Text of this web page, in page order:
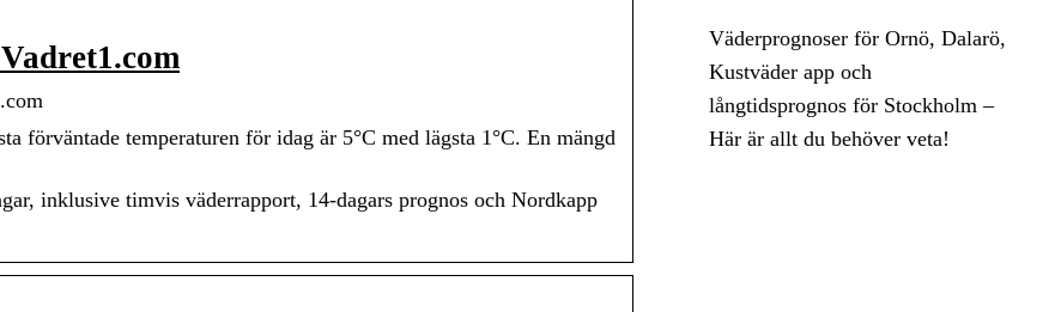
förväntade temperaturen för idag är 5°C med lägsta 1°C. En mängd
inklusive timvis väderrapport, 14-dagars prognos och Nordkapp
Väderprognoser för Ornö, Dalarö,
Kustväder app och
långtidsprognos för Stockholm –
Här är allt du behöver veta!